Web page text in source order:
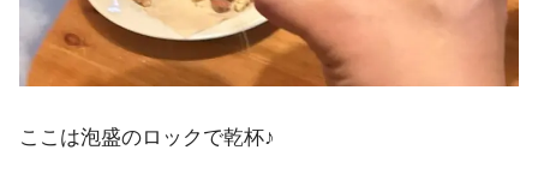
ここは泡盛のロックで乾杯♪